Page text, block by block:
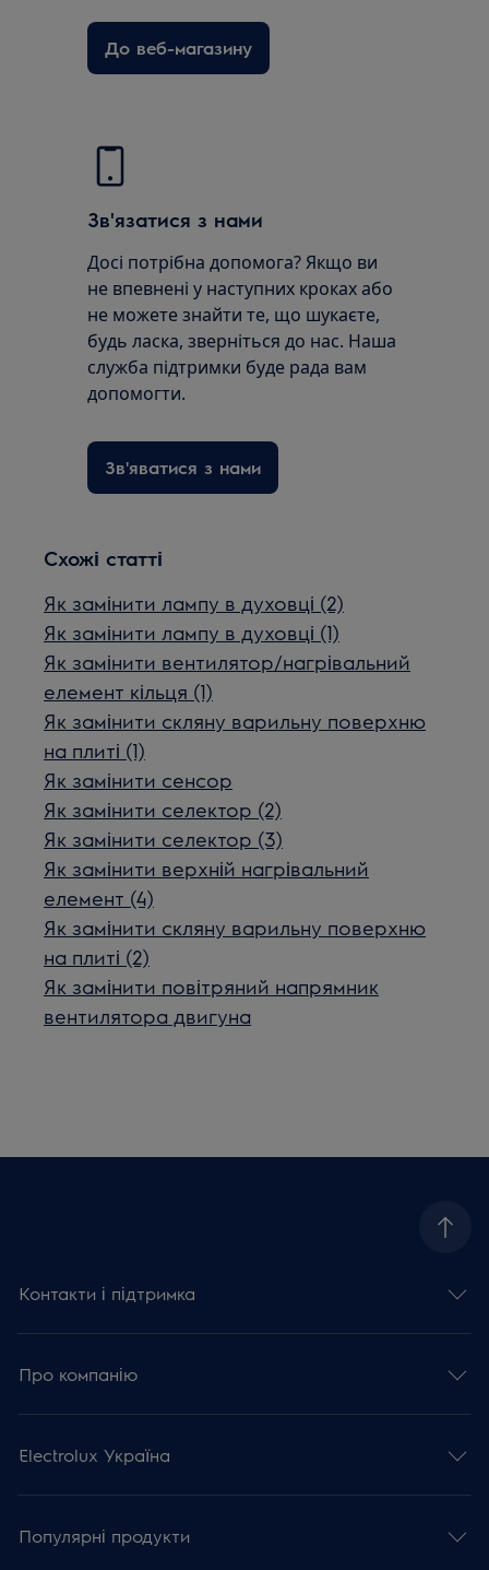
До веб-магазину
Зв'язатися з нами
Досі потрібна допомога? Якщо ви
не впевнені у наступних кроках або
не можете знайти те, що шукаєте,
будь ласка, зверніться до нас. Наша
служба підтримки буде рада вам
допомогти.
Зв'яватися з нами
Схожі статті
Як замінити лампу в духовці (2)
Як замінити лампу в духовці (1)
Як замінити вентилятор/нагрівальний
елемент кільця (1)
Як замінити скляну варильну поверхню
на плиті (1)
Як замінити сенсор
Як замінити селектор (2)
Як замінити селектор (3)
Як замінити верхній нагрівальний
елемент (4)
Як замінити скляну варильну поверхню
на плиті (2)
Як замінити повітряний напрямник
вентилятора двигуна
Контакти і підтримка
Про компанію
Electrolux Україна
Популярні продукти